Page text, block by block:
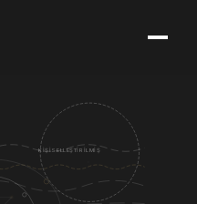
KİŞİSELLEŞTİRİLMİŞ